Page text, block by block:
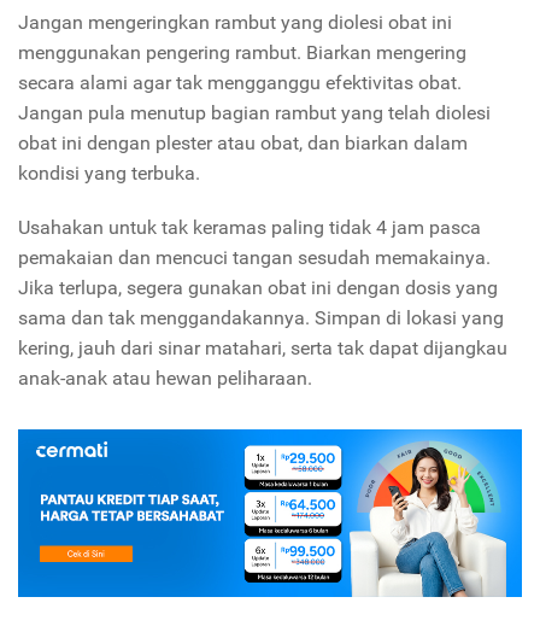
Jangan mengeringkan rambut yang diolesi obat ini
menggunakan pengering rambut. Biarkan mengering
secara alami agar tak mengganggu efektivitas obat.
Jangan pula menutup bagian rambut yang telah diolesi
obat ini dengan plester atau obat, dan biarkan dalam
kondisi yang terbuka.
Usahakan untuk tak keramas paling tidak 4 jam pasca
pemakaian dan mencuci tangan sesudah memakainya.
Jika terlupa, segera gunakan obat ini dengan dosis yang
sama dan tak menggandakannya. Simpan di lokasi yang
kering, jauh dari sinar matahari, serta tak dapat dijangkau
anak-anak atau hewan peliharaan.